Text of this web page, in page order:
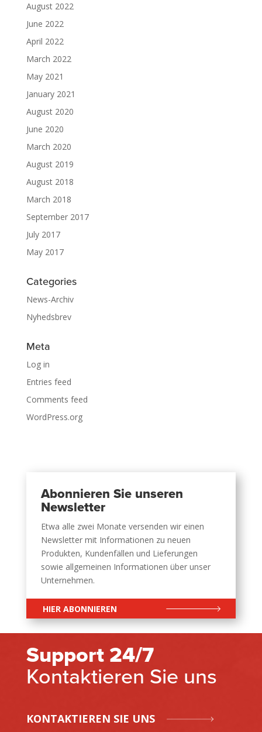
August 2022
June 2022
April 2022
March 2022
May 2021
January 2021
August 2020
June 2020
March 2020
August 2019
August 2018
March 2018
September 2017
July 2017
May 2017
Categories
News-Archiv
Nyhedsbrev
Meta
Log in
Entries feed
Comments feed
WordPress.org
Abonnieren Sie unseren
Newsletter
Etwa alle zwei Monate versenden wir einen
Newsletter mit Informationen zu neuen
Produkten, Kundenfällen und Lieferungen
sowie allgemeinen Informationen über unser
Unternehmen.
HIER ABONNIEREN
Support 24/7
Kontaktieren Sie uns
KONTAKTIEREN SIE UNS